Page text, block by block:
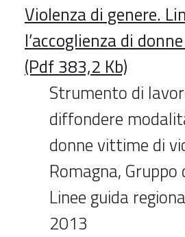
Violenza di genere.
l’accoglienza di
(Pdf 383,2 Kb)
Strumento di
diffondere
donne vittime di
Romagna,
Linee guida
2013